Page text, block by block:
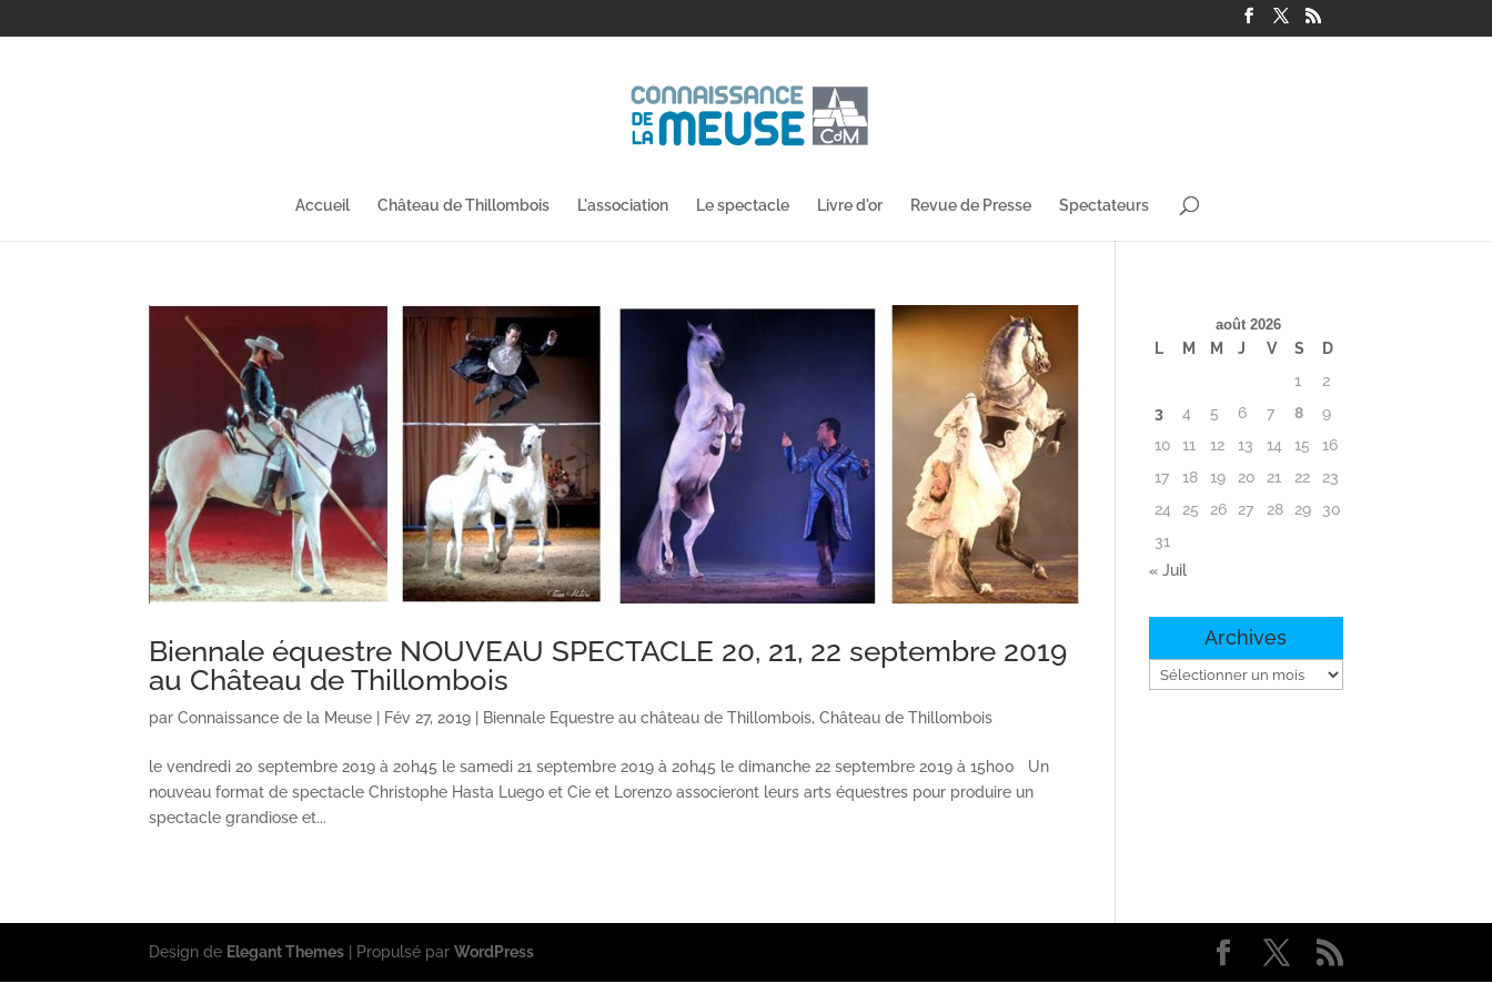
Accueil Château de Thillombois L'association Le spectacle Livre d'or Revue de Presse Spectateurs
Biennale équestre NOUVEAU SPECTACLE 20, 21, 22 septembre 2019
au Château de Thillombois
parConnaissance de la Meuse Fév 27, 2019 Biennale Equestre au château de Thillombois,Château de Thillombois
le vendredi 20 septembre 2019 à 20h45 le samedi 21 septembre 2019 à 20h45 le dimanche 22 septembre 2019 à 15h00 Un
nouveau format de spectacle Christophe Hasta Luego et Cie et Lorenzo associeront leurs arts équestres pour produire un
spectacle grandiose et...
août 2026
L M M J V S
D
1
2
3
4 5 6 7 8
9
10
11 12 13 14 15
16
17
18 19 20 21 22
23
24
25 26 27 28 29
30
31
« Juil
Archives
Archives
Design de Elegant Themes | Propulsé parWordPress